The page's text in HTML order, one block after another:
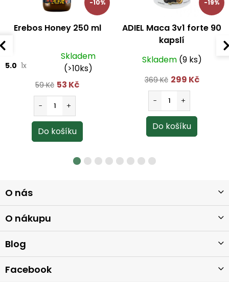
-10%
Erebos Honey 250 ml
5.0 1x
Skladem
(>10ks)
59 Kč 53 Kč
-19%
ADIEL Maca 3v1 forte 90
kapslí
Skladem (9 ks)
369 Kč 299 Kč
á
p
a
t
O nás
O nákupu
Blog
Facebook